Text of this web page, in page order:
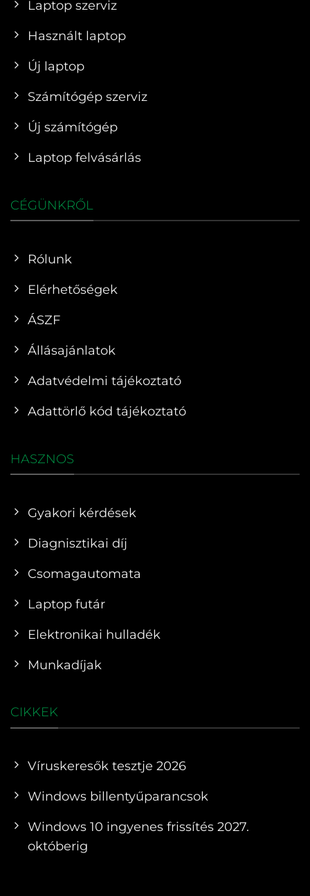
Laptop szerviz
Használt laptop
Új laptop
Számítógép szerviz
Új számítógép
Laptop felvásárlás
CÉGÜNKRŐL
Rólunk
Elérhetőségek
ÁSZF
Állásajánlatok
Adatvédelmi tájékoztató
Adattörlő kód tájékoztató
HASZNOS
Gyakori kérdések
Diagnisztikai díj
Csomagautomata
Laptop futár
Elektronikai hulladék
Munkadíjak
CIKKEK
Víruskeresők tesztje 2026
Windows billentyűparancsok
Windows 10 ingyenes frissítés 2027.
októberig